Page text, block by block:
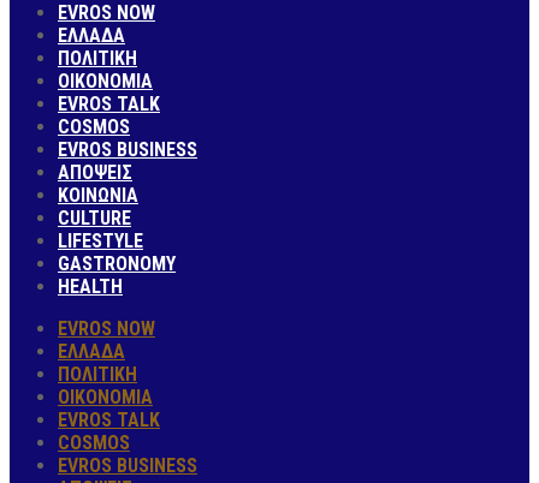
EVROS NOW
ΕΛΛΑΔΑ
ΠΟΛΙΤΙΚΗ
ΟΙΚΟΝΟΜΙΑ
EVROS TALK
COSMOS
EVROS BUSINESS
ΑΠΟΨΕΙΣ
ΚΟΙΝΩΝΙΑ
CULTURE
LIFESTYLE
GASTRONOMY
HEALTH
EVROS NOW
ΕΛΛΑΔΑ
ΠΟΛΙΤΙΚΗ
ΟΙΚΟΝΟΜΙΑ
EVROS TALK
COSMOS
EVROS BUSINESS